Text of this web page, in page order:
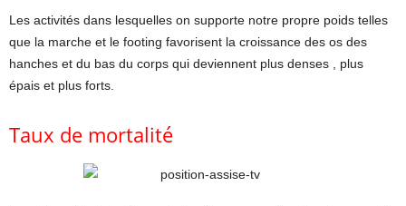
Les activités dans lesquelles on supporte notre propre poids telles
que la marche et le footing favorisent la croissance des os des
hanches et du bas du corps qui deviennent plus denses , plus
épais et plus forts.
Taux de mortalité